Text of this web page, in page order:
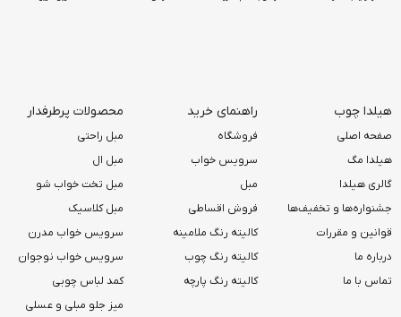
هیلدا چوب
صفحه اصلی
هیلدا مگ
گالری هیلدا
جشنواره‌ها و تخفیف‌ها
قوانین و مقررات
درباره ما
تماس با ما
راهنمای خرید
فروشگاه
سرویس خواب
مبل
فروش اقساطی
کالیته رنگ ملامینه
کالیته رنگ چوب
کالیته رنگ پارچه
محصولات پرطرفدار
مبل راحتی
مبل ال
مبل تخت خواب شو
مبل کلاسیک
سرویس خواب مدرن
سرویس خواب نوجوان
کمد لباس چوبی
میز جلو مبلی و عسلی